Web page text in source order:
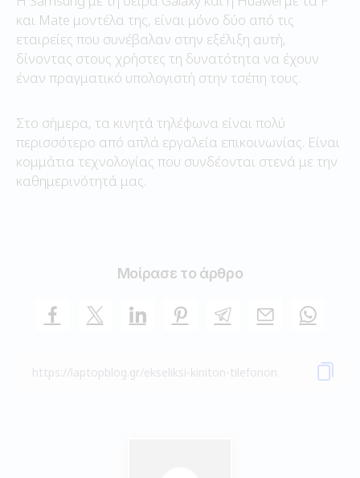
και Mate μοντέλα της, είναι μόνο δύο από τις
εταιρείες που συνέβαλαν στην εξέλιξη αυτή,
δίνοντας στους χρήστες τη δυνατότητα να έχουν
έναν πραγματικό υπολογιστή στην τσέπη τους.
Στο σήμερα, τα κινητά τηλέφωνα είναι πολύ
περισσότερο από απλά εργαλεία επικοινωνίας. Είναι
κομμάτια τεχνολογίας που συνδέονται στενά με την
καθημερινότητά μας.
Μοίρασε το άρθρο